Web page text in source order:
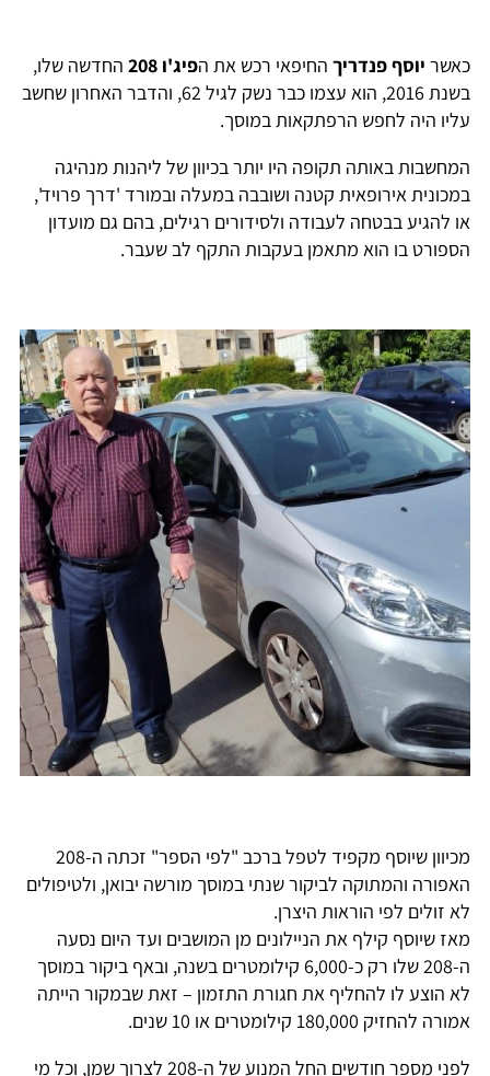
כאשר יוסף פנדריך החיפאי רכש את הפיג'ו 208
החדשה שלו,
בשנת 2016, הוא עצמו כבר נשק לגיל 62, והדבר האחרון שחשב
עליו היה לחפש הרפתקאות במוסך.
המחשבות באותה תקופה היו יותר בכיוון של ליהנות מנהיגה
במכונית אירופאית קטנה ושובבה במעלה ובמורד 'דרך פרויד',
או להגיע בבטחה לעבודה ולסידורים רגילים, בהם גם מועדון
הספורט בו הוא מתאמן בעקבות התקף לב שעבר.
מכיוון שיוסף מקפיד לטפל ברכב "לפי הספר" זכתה ה-208
האפורה והמתוקה לביקור שנתי במוסך מורשה יבואן, ולטיפולים
לא זולים לפי הוראות היצרן.
מאז שיוסף קילף את הניילונים מן המושבים ועד היום נסעה
ה-208 שלו רק כ-6,000 קילומטרים בשנה, ובאף ביקור במוסך
לא הוצע לו להחליף את חגורת התזמון – זאת שבמקור הייתה
אמורה להחזיק 180,000 קילומטרים או 10 שנים.
לפני מספר חודשים החל המנוע של ה-208 לצרוך שמן, וכל מי